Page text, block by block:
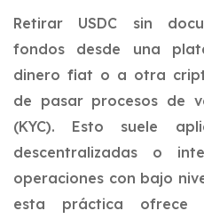
Retirar USDC sin
fondos desde una
dinero fiat o a otra
de pasar procesos de
(KYC). Esto suele
descentralizadas o
operaciones con bajo
esta práctica ofrece